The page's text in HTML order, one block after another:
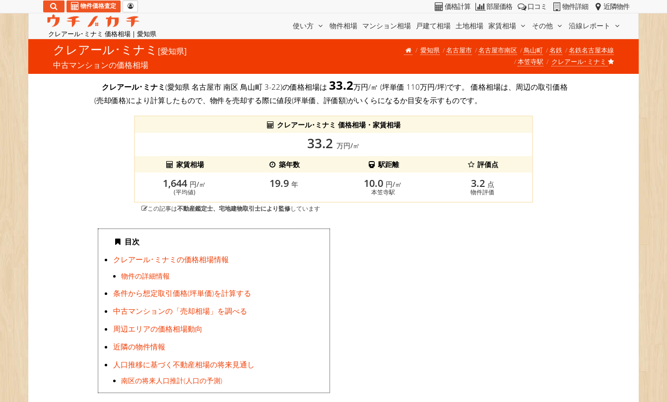
クレアール･ミナミ 価格相場 | 愛知県
使い方 物件相場 マンション相場 戸建て相場 土地相場 家賃相場 その他 沿線レポート
物件価格査定 価格計算 部屋価格 口コミ 物件詳細 近隣物件
クレアール･ミナミ [愛知県]
中古マンションの価格相場
愛知県 名古屋市 名古屋市南区 鳥山町 名鉄
名鉄名古屋本線
本笠寺駅
クレアール･ミナミ
クレアール･ミナミ(愛知県 名古屋市 南区 鳥山町 3-22)の価格相場は 33.2万円/㎡ (坪単価 110万円/坪)です。 価格相場は、周辺の取引価格
(売却価格)により計算したもので、物件を売却する際に値段(坪単価、評価額)がいくらになるか目安を示すものです。
クレアール･ミナミ 価格相場・家賃相場
33.2 万円/㎡
家賃相場
築年数 駅距離 評価点
1,644 円/㎡
(平均値)
19.9 年 10.0 円/㎡
本笠寺駅
3.2 点
物件評価
この記事は不動産鑑定士、宅地建物取引士により監修しています
目次
クレアール･ミナミの価格相場情報
物件の詳細情報
条件から想定取引価格(坪単価)を計算する
中古マンションの「売却相場」を調べる
周辺エリアの価格相場動向
近隣の物件情報
人口推移に基づく不動産相場の将来見通し
南区の将来人口推計(人口の予測)